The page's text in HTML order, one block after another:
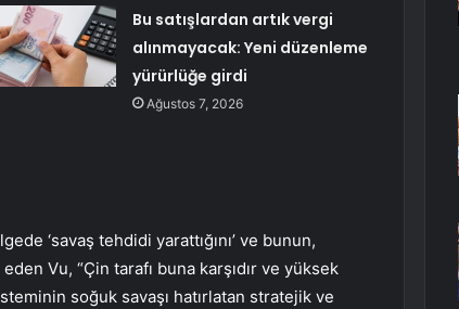
Bu satışlardan artık vergi
alınmayacak: Yeni düzenleme
yürürlüğe girdi
Ağustos 7, 2026
‘savaş tehdidi yarattığını’ ve bunun,
Vu, “Çin tarafı buna karşıdır ve yüksek
soğuk savaşı hatırlatan stratejik ve